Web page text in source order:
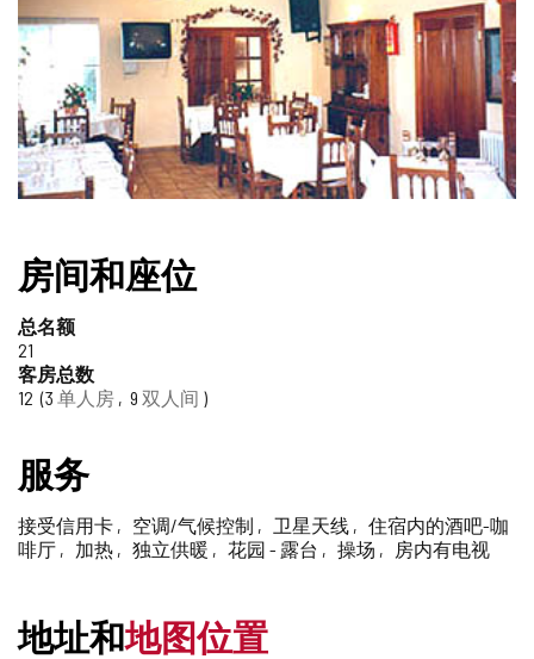
房间和座位
总名额
21
客房总数
12 3 单人房 9 双人间
服务
接受信用卡 空调/气候控制 卫星天线
住宿内的酒吧-咖
啡厅
加热 独立供暖 花园 - 露台 操场 房内有电视
地址和地图位置